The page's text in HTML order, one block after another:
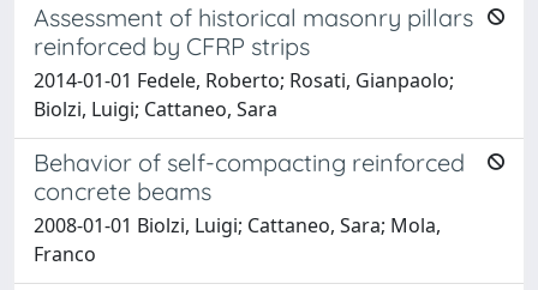
Assessment of historical masonry pillars
reinforced by CFRP strips
2014-01-01 Fedele, Roberto; Rosati, Gianpaolo;
Biolzi, Luigi; Cattaneo, Sara
Behavior of self-compacting reinforced
concrete beams
2008-01-01 Biolzi, Luigi; Cattaneo, Sara; Mola,
Franco